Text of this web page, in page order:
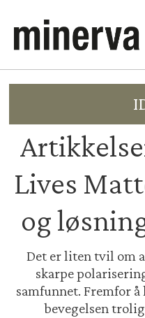
Lives
og
Det er liten tvil om
skarpe
samfunnet. Fremfor
bevegelsen